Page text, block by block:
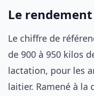
Le
Le chiffre de
de 900 à 950 kilos
lactation, pour les
laitier. Ramené à la